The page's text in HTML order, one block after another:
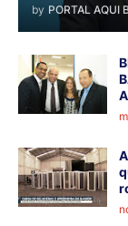
by PORTAL AQUI